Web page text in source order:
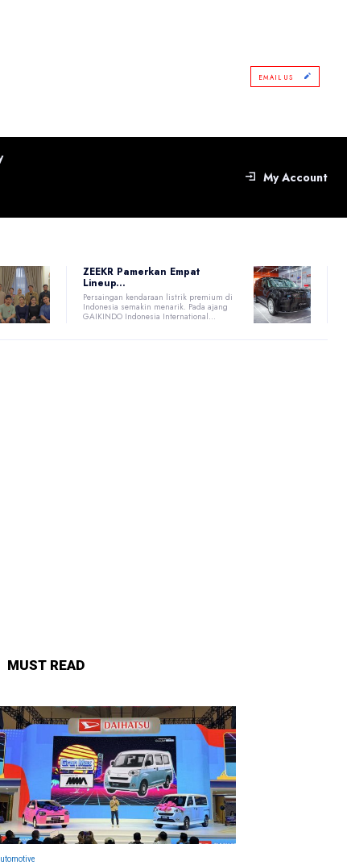
EMAIL US
My Account
ZEEKR Pamerkan Empat
Lineup...
Persaingan kendaraan listrik premium di
Indonesia semakin menarik. Pada ajang
GAIKINDO Indonesia International...
MUST READ